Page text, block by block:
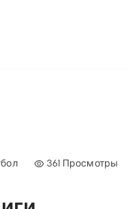
361 Просмотры